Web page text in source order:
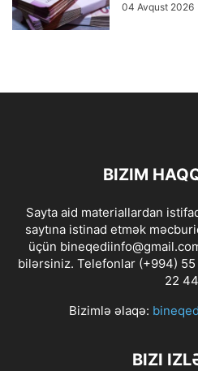
04 Avqust 2026
BIZIM
Sayta aid materiallardan
saytına istinad etmək
üçün
bilərsiniz. Telefonlar (+994)
22 44
Bizimlə əlaqə:
BIZI